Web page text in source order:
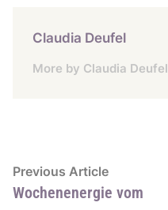
Claudia Deufel
More by Claudia Deufel
Beitragsnavigation
Previous ArticlePrevious
article:
Wochenenergie vom